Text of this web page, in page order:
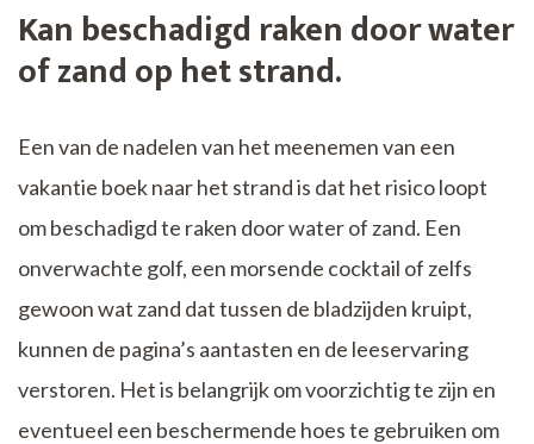
Kan beschadigd raken door water
of zand op het strand.
Een van de nadelen van het meenemen van een
vakantie boek naar het strand is dat het risico loopt
om beschadigd te raken door water of zand. Een
onverwachte golf, een morsende cocktail of zelfs
gewoon wat zand dat tussen de bladzijden kruipt,
kunnen de pagina’s aantasten en de leeservaring
verstoren. Het is belangrijk om voorzichtig te zijn en
eventueel een beschermende hoes te gebruiken om